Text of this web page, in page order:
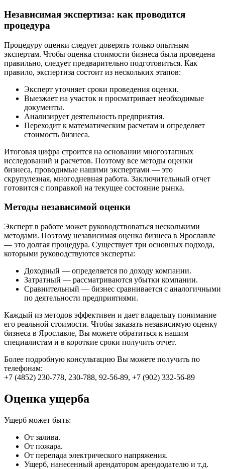
Независимая экспертиза: как проводится
процедура
Процедуру оценки следует доверять только опытным
экспертам. Чтобы оценка стоимости бизнеса была проведена
правильно, следует предварительно подготовиться. Как
правило, экспертиза состоит из нескольких этапов:
Эксперт уточняет сроки проведения оценки.
Выезжает на участок и просматривает необходимые
документы.
Анализирует деятельность предприятия.
Переходит к математическим расчетам и определяет
стоимость бизнеса.
Итоговая цифра строится на основании многоэтапных
исследований и расчетов. Поэтому все методы оценки
бизнеса, проводимые нашими экспертами — это
скрупулезная, многодневная работа. Заключительный отчет
готовится с поправкой на текущее состояние рынка.
Методы независимой оценки
Эксперт в работе может руководствоваться несколькими
методами. Поэтому независимая оценка бизнеса в Ярославле
— это долгая процедура. Существует три основных подхода,
которыми руководствуются эксперты:
Доходный — определяется по доходу компании.
Затратный — рассматриваются убытки компании.
Сравнительный — бизнес сравнивается с аналогичными
по деятельности предприятиями.
Каждый из методов эффективен и дает владельцу понимание
его реальной стоимости. Чтобы заказать независимую оценку
бизнеса в Ярославле, Вы можете обратиться к нашим
специалистам и в короткие сроки получить отчет.
Более подробную консультацию Вы можете получить по
телефонам:
+7 (4852) 230-778, 230-788, 92-56-89, +7 (902) 332-56-89
Оценка ущерба
Ущерб может быть:
От залива.
От пожара.
От перепада электрического напряжения.
Ущерб, нанесенный арендатором арендодателю и т.д.